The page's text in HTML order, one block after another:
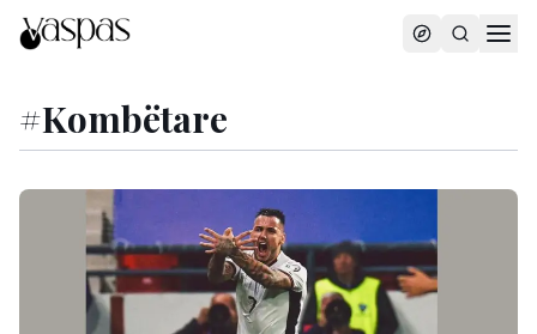
#Kombëtare